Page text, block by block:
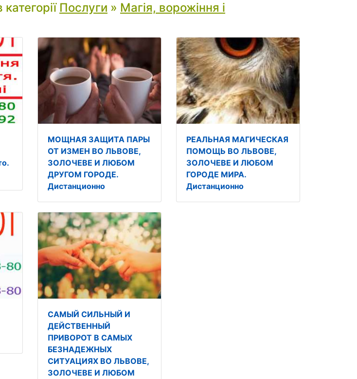
Послуги » Магія, ворожіння і
МОЩНАЯ ЗАЩИТА ПАРЫ
ОТ ИЗМЕН ВО ЛЬВОВЕ,
ЗОЛОЧЕВЕ И ЛЮБОМ
ДРУГОМ ГОРОДЕ.
Дистанционно
РЕАЛЬНАЯ МАГИЧЕСКАЯ
ПОМОЩЬ ВО ЛЬВОВЕ,
ЗОЛОЧЕВЕ И ЛЮБОМ
ГОРОДЕ МИРА.
Дистанционно
САМЫЙ СИЛЬНЫЙ И
ДЕЙСТВЕННЫЙ
ПРИВОРОТ В САМЫХ
БЕЗНАДЕЖНЫХ
СИТУАЦИЯХ ВО ЛЬВОВЕ,
ЗОЛОЧЕВЕ И ЛЮБОМ